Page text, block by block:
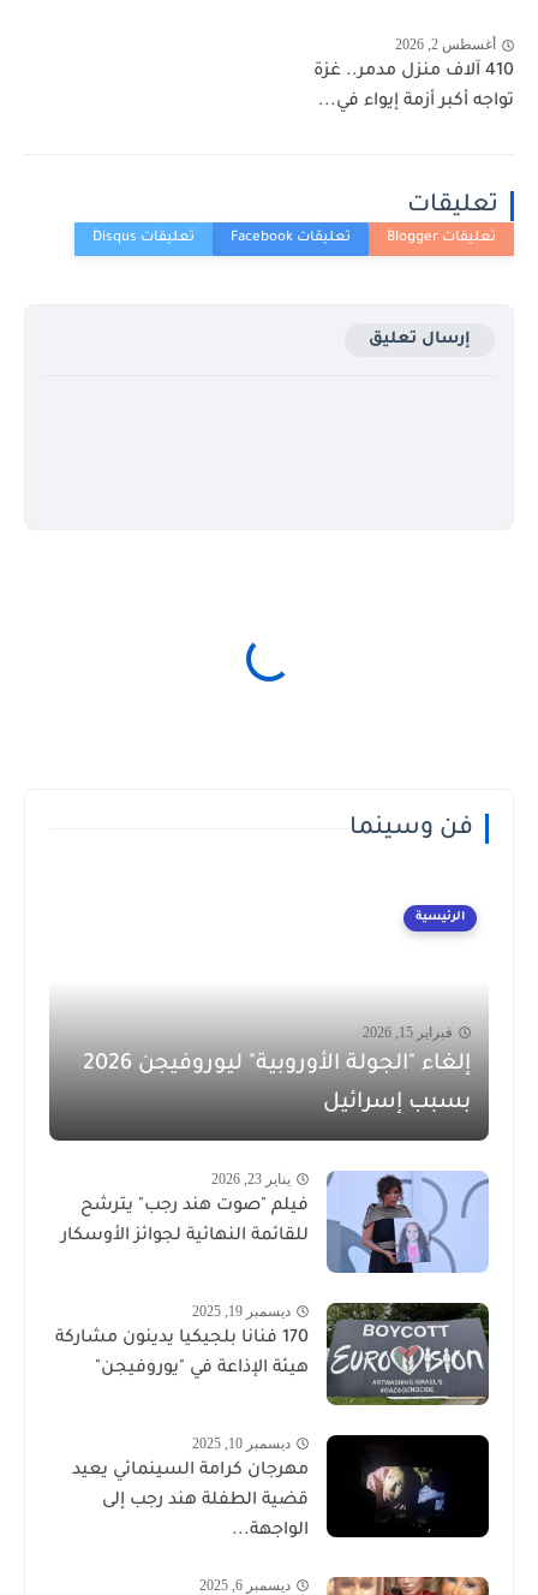
أغسطس 2, 2026
410 آلاف منزل مدمر.. غزة
تواجه أكبر أزمة إيواء في...
تعليقات
إرسال تعليق
فن وسينما
الرئيسية
فبراير 15, 2026
إلغاء "الجولة الأوروبية" ليوروفيجن 2026
بسبب إسرائيل
يناير 23, 2026
فيلم "صوت هند رجب" يترشح
للقائمة النهائية لجوائز الأوسكار
ديسمبر 19, 2025
170 فنانا بلجيكيا يدينون مشاركة
هيئة الإذاعة في "يوروفيجن"
ديسمبر 10, 2025
مهرجان كرامة السينمائي يعيد
قضية الطفلة هند رجب إلى
الواجهة...
ديسمبر 6, 2025